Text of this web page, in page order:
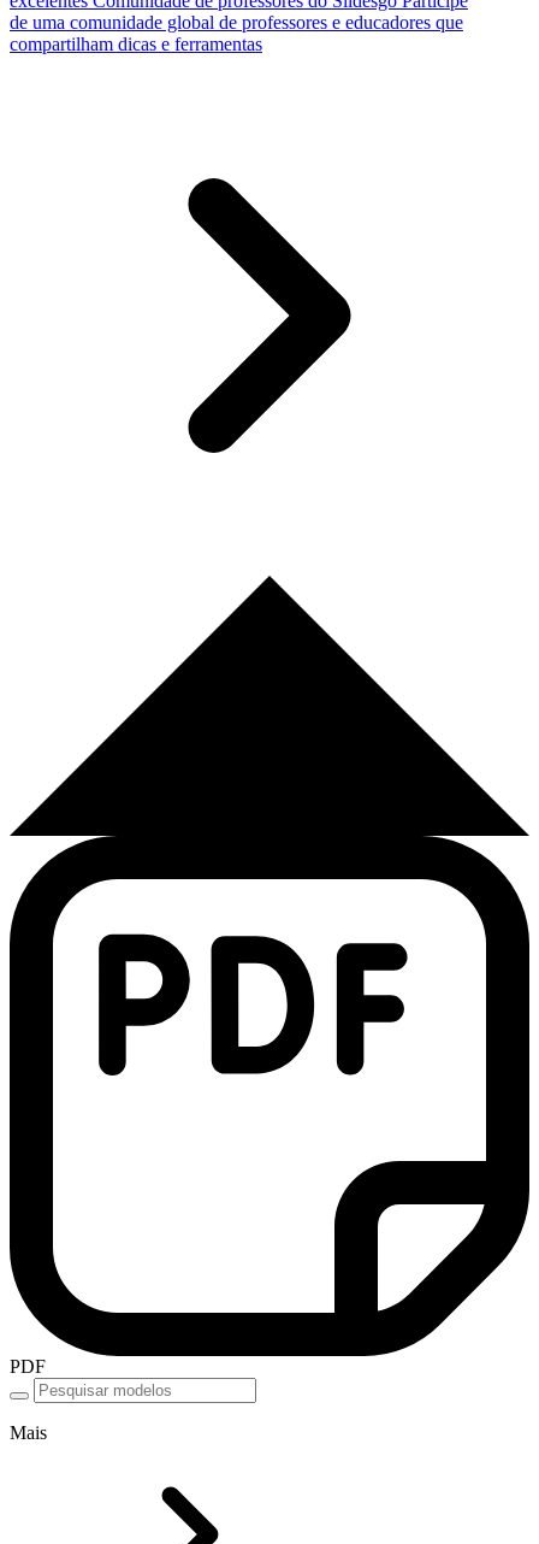
de uma comunidade global de professores e educadores que
compartilham dicas e ferramentas
PDF
Mais